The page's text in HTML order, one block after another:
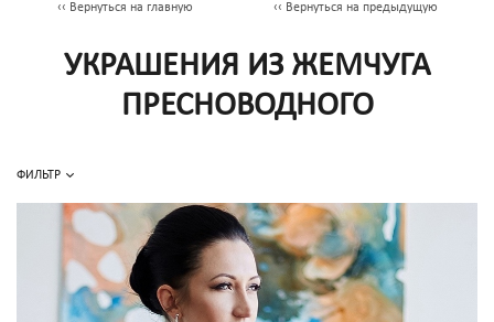
‹‹ Вернуться на главную ‹‹ Вернуться на предыдущую
УКРАШЕНИЯ ИЗ ЖЕМЧУГА
ПРЕСНОВОДНОГО
ФИЛЬТР
Браслеты (16)
Бусы(4)
Колье(28)